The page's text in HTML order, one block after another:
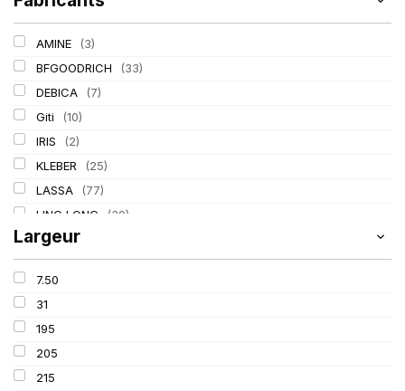
AMINE
(3)
BFGOODRICH
(33)
DEBICA
(7)
Giti
(10)
IRIS
(2)
KLEBER
(25)
LASSA
(77)
LING LONG
(39)
MICHELIN
PIRELLI (110)
TIGAR
Largeur
7.50
31
195
205
215